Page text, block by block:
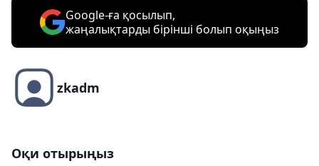
Google-ға қосылып,
жаңалықтарды бірінші болып оқыңыз
zkadm
Оқи отырыңыз